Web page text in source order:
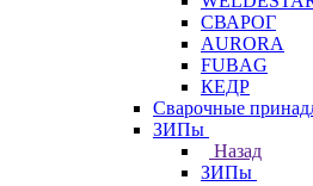
СВАРОГ
AURORA
FUBAG
КЕДР
Сварочные
ЗИПы
Назад
ЗИПы